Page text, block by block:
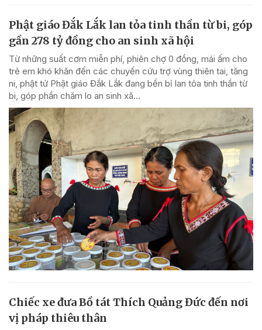
Phật giáo Đắk Lắk lan tỏa tinh thần từ bi, góp
gần 278 tỷ đồng cho an sinh xã hội
Từ những suất cơm miễn phí, phiên chợ 0 đồng, mái ấm cho
trẻ em khó khăn đến các chuyến cứu trợ vùng thiên tai, tăng
ni, phật tử Phật giáo Đắk Lắk đang bền bỉ lan tỏa tinh thần từ
bi, góp phần chăm lo an sinh xã...
Chiếc xe đưa Bồ tát Thích Quảng Đức đến nơi
vị pháp thiêu thân